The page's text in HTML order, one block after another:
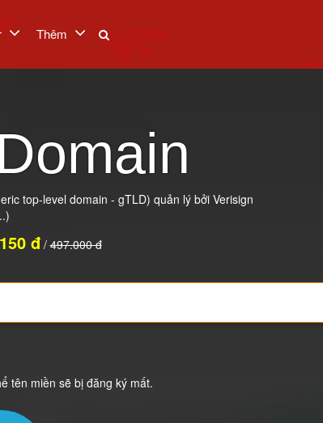
Thêm
top-level domain - gTLD) quản lý bởi Verisign
đ/497.000 đ
tên miền sẽ bị đăng ký mất.